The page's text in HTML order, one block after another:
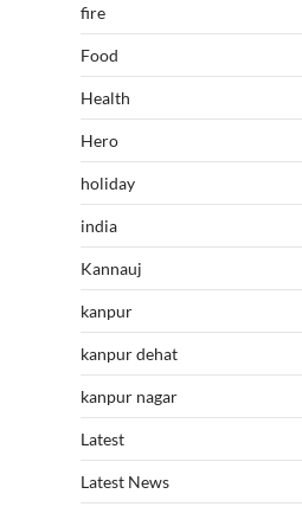
fire
Food
Health
Hero
holiday
india
Kannauj
kanpur
kanpur dehat
kanpur nagar
Latest
Latest News